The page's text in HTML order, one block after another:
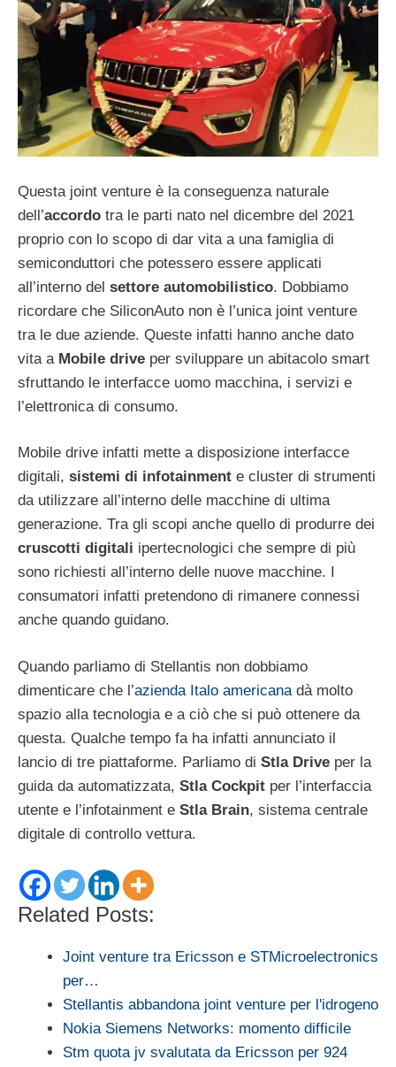
Questa joint venture è la conseguenza naturale
dell’accordo tra le parti nato nel dicembre del 2021
proprio con lo scopo di dar vita a una famiglia di
semiconduttori che potessero essere applicati
all’interno del settore automobilistico. Dobbiamo
ricordare che SiliconAuto non è l’unica joint venture
tra le due aziende. Queste infatti hanno anche dato
vita a Mobile drive per sviluppare un abitacolo smart
sfruttando le interfacce uomo macchina, i servizi e
l’elettronica di consumo.
Mobile drive infatti mette a disposizione interfacce
digitali, sistemi di infotainment e cluster di strumenti
da utilizzare all’interno delle macchine di ultima
generazione. Tra gli scopi anche quello di produrre dei
cruscotti digitali ipertecnologici che sempre di più
sono richiesti all’interno delle nuove macchine. I
consumatori infatti pretendono di rimanere connessi
anche quando guidano.
Quando parliamo di Stellantis non dobbiamo
dimenticare che l’azienda Italo americana dà molto
spazio alla tecnologia e a ciò che si può ottenere da
questa. Qualche tempo fa ha infatti annunciato il
lancio di tre piattaforme. Parliamo di Stla Drive per la
guida da automatizzata, Stla Cockpit per l’interfaccia
utente e l’infotainment e Stla Brain, sistema centrale
digitale di controllo vettura.
Related Posts:
Joint venture tra Ericsson e STMicroelectronics
per…
Stellantis abbandona joint venture per l'idrogeno
Nokia Siemens Networks: momento difficile
Stm quota jv svalutata da Ericsson per 924